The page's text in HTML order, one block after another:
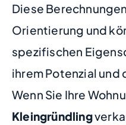
Diese
Orientierung und
spezifischen
ihrem Potenzial und
Wenn Sie Ihre
Kleingründling